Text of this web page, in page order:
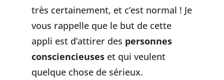
très certainement, et c’est normal ! Je
vous rappelle que le but de cette
appli est d’attirer des personnes
consciencieuseset qui veulent
quelque chose de sérieux.